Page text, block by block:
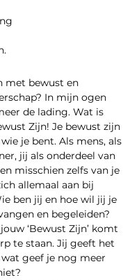
met bewust en
In mijn ogen
de lading. Wat is
Zijn! Je bewust zijn
je bent. Als mens, als
jij als onderdeel van
misschien zelfs van je
allemaal aan bij
ben jij en hoe wil jij je
en begeleiden?
‘Bewust Zijn’ komt
te staan. Jij geeft het
geef je nog meer